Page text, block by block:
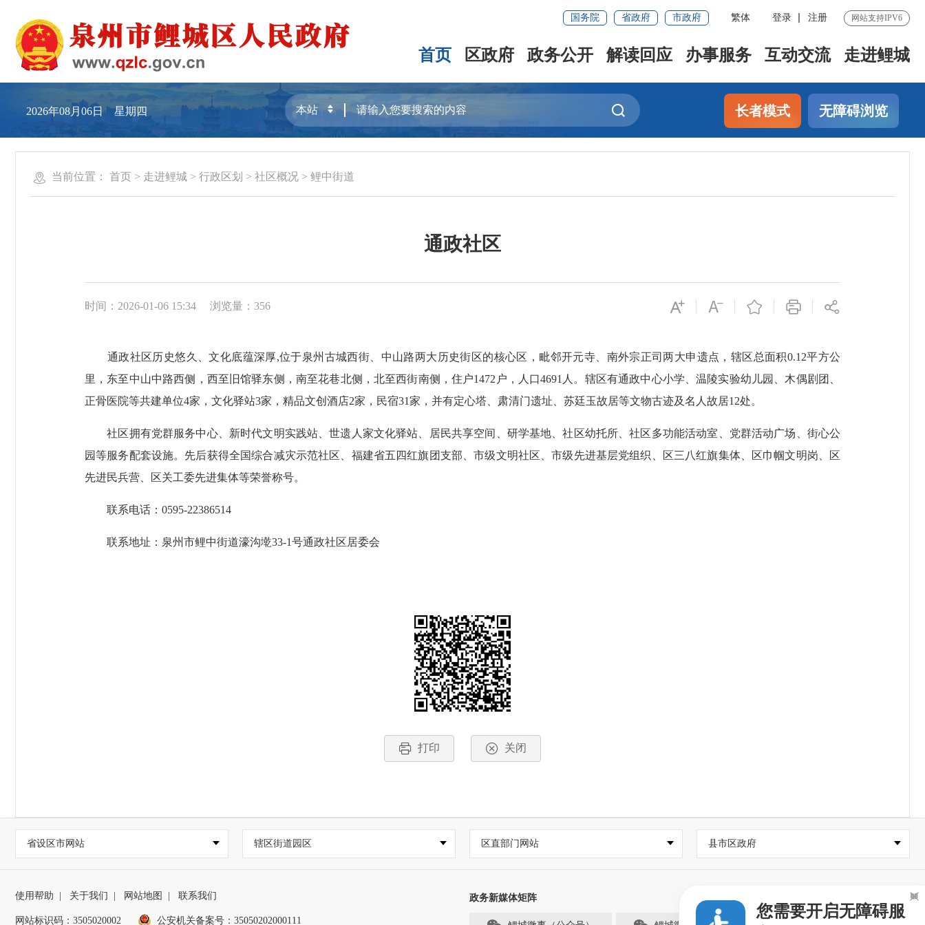
国务院 省政府 市政府 繁体 登录 注册 网站支持IPV6
首页 区政府 政务公开 解读回应 办事服务 互动交流 走进鲤城
2026年08月06日 星期四 长者模式 无障碍浏览
当前位置： 首页 > 走进鲤城 > 行政区划 > 社区概况 > 鲤中街道
通政社区
时间：2026-01-06 15:34 浏览量： 356
通政社区历史悠久、文化底蕴深厚,位于泉州古城西街、中山路两大历史街区的核心区，毗邻开元寺、南外宗正司两大申遗点，辖区总面积0.12平方公
里，东至中山中路西侧，西至旧馆驿东侧，南至花巷北侧，北至西街南侧，住户1472户，人口4691人。辖区有通政中心小学、温陵实验幼儿园、木偶剧团、
正骨医院等共建单位4家，文化驿站3家，精品文创酒店2家，民宿31家，并有定心塔、肃清门遗址、苏廷玉故居等文物古迹及名人故居12处。
社区拥有党群服务中心、新时代文明实践站、世遗人家文化驿站、居民共享空间、研学基地、社区幼托所、社区多功能活动室、党群活动广场、街心公
园等服务配套设施。先后获得全国综合减灾示范社区、福建省五四红旗团支部、市级文明社区、市级先进基层党组织、区三八红旗集体、区巾帼文明岗、区
先进民兵营、区关工委先进集体等荣誉称号。
联系电话：0595-22386514
联系地址：泉州市鲤中街道濠沟墘33-1号通政社区居委会
打印 关闭
省设区市网站 辖区街道园区 区直部门网站 县市区政府
使用帮助 | 关于我们 | 网站地图 | 联系我们
网站标识码：3505020002 公安机关备案号：35050202000111
政务新媒体矩阵
您需要开启无障碍服
